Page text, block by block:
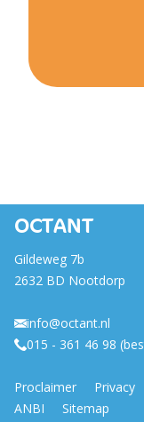
OCTANT
Gildeweg 7b
2632 BD Nootdorp
info@octant.nl
015 - 361 46 98
Proclaimer Privacy
ANBI
Sitemap